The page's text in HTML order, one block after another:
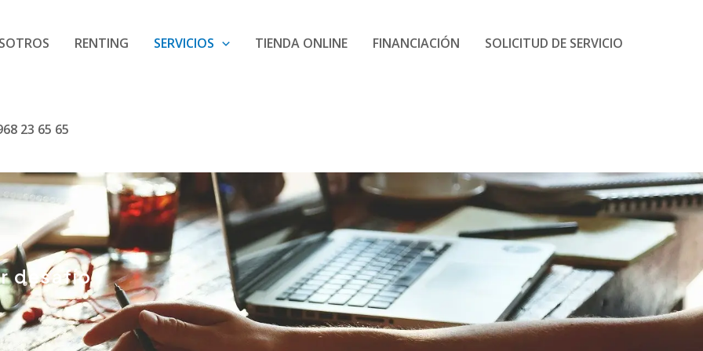
RENTING SERVICIOS TIENDA ONLINE FINANCIACIÓN SOLICITUD DE SERVICIO
23 65 65
desafío